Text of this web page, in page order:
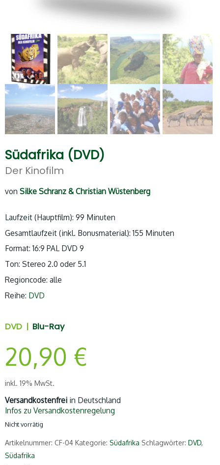
Südafrika (DVD)
Der Kinofilm
von Silke Schranz & Christian Wüstenberg
Laufzeit (Hauptfilm): 99 Minuten
Gesamtlaufzeit (inkl. Bonusmaterial): 155 Minuten
Format: 16:9 PAL DVD 9
Ton: Stereo 2.0 oder 5.1
Regioncode: alle
Reihe: DVD
DVD | Blu-Ray
20,90 €
inkl. 19% MwSt.
Versandkostenfrei in Deutschland
Infos zu Versandkostenregelung
Nicht vorrätig
Artikelnummer: CF-04 Kategorie: Südafrika Schlagwörter: DVD,
Südafrika